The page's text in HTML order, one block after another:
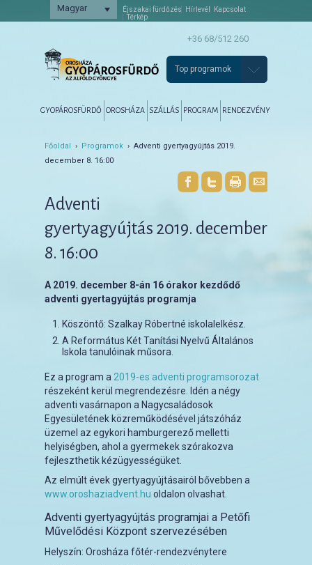
Magyar Éjszakai fürdőzés Hírlevél
Kapcsolat
Térkép
+36 68/512 260
Top programok
Tovább az elsődleges tartalomra
Tovább a másodlagos tartalomra
GYOPÁROSFÜRDŐ OROSHÁZA SZÁLLÁS PROGRAM RENDEZVÉNY
Főoldal › Programok › Adventi gyertyagyújtás 2019.
december 8. 16:00
Adventi
gyertyagyújtás 2019. december
8. 16:00
A 2019. december 8-án 16 órakor kezdődő
adventi gyertagyújtás programja
Köszöntő: Szalkay Róbertné iskolalelkész.
A Református Két Tanítási Nyelvű Általános
Iskola tanulóinak műsora.
Ez a program a 2019-es adventi programsorozat
részeként kerül megrendezésre. Idén a négy
adventi vasárnapon a Nagycsaládosok
Egyesületének közreműködésével játszóház
üzemel az egykori hamburgerező melletti
helyiségben, ahol a gyermekek szórakozva
fejleszthetik kézügyességüket.
Az elmúlt évek gyertyagyújtásairól bővebben a
www.oroshaziadvent.hu oldalon olvashat.
Adventi gyertyagyújtás programjai a Petőfi
Művelődési Központ szervezésében
Helyszín: Orosháza főtér-rendezvénytere